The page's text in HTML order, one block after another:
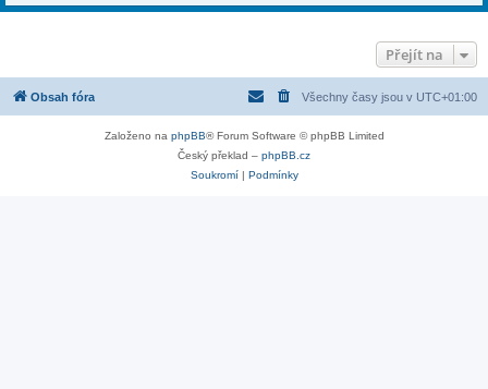
Přejít na
Obsah fóra Všechny časy jsou v UTC+01:00
Založeno na phpBB® Forum Software © phpBB Limited
Český překlad – phpBB.cz
Soukromí| Podmínky